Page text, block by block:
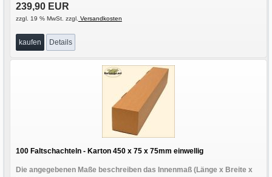
239,90 EUR
zzgl. 19 % MwSt. zzgl. Versandkosten
kaufen Details
100 Faltschachteln - Karton 450 x 75 x 75mm einwellig
Die angegebenen Maße beschreiben das Innenmaß (Länge x Breite x